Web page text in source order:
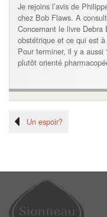
Je rejoins l’avis de
chez Bob Flaws. A
Concernant le livre Debra
obstétrique et ce qui est à
Pour terminer, il y a aussi
plutôt orienté
Un espoir?